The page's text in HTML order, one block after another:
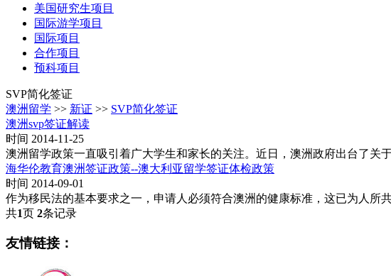
美国研究生项目
国际游学项目
国际项目
合作项目
预科项目
SVP简化签证
澳洲留学 >> 新证 >> SVP简化签证
澳洲svp签证解读
时间 2014-11-25
澳洲留学政策一直吸引着广大学生和家长的关注。近日，澳洲政府出台了关
海华伦教育澳洲签证政策--澳大利亚留学签证体检政策
时间 2014-09-01
作为移民法的基本要求之一，申请人必须符合澳洲的健康标准，这已为人
共1页 2条记录
友情链接：